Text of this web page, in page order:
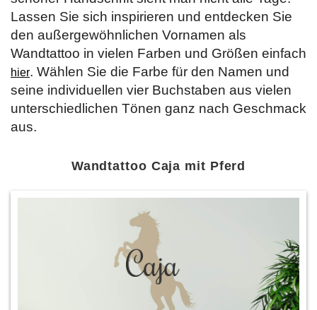
Lassen Sie sich inspirieren und entdecken Sie
den außergewöhnlichen Vornamen als
Wandtattoo in vielen Farben und Größen einfach
hier. Wählen Sie die Farbe für den Namen und
seine individuellen vier Buchstaben aus vielen
unterschiedlichen Tönen ganz nach Geschmack
aus.
Wandtattoo Caja mit Pferd